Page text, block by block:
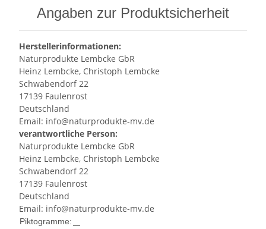
Angaben zur Produktsicherheit
Herstellerinformationen:
Naturprodukte Lembcke GbR
Heinz Lembcke, Christoph Lembcke
Schwabendorf 22
17139 Faulenrost
Deutschland
Email: info@naturprodukte-mv.de
verantwortliche Person:
Naturprodukte Lembcke GbR
Heinz Lembcke, Christoph Lembcke
Schwabendorf 22
17139 Faulenrost
Deutschland
Email: info@naturprodukte-mv.de
Piktogramme: